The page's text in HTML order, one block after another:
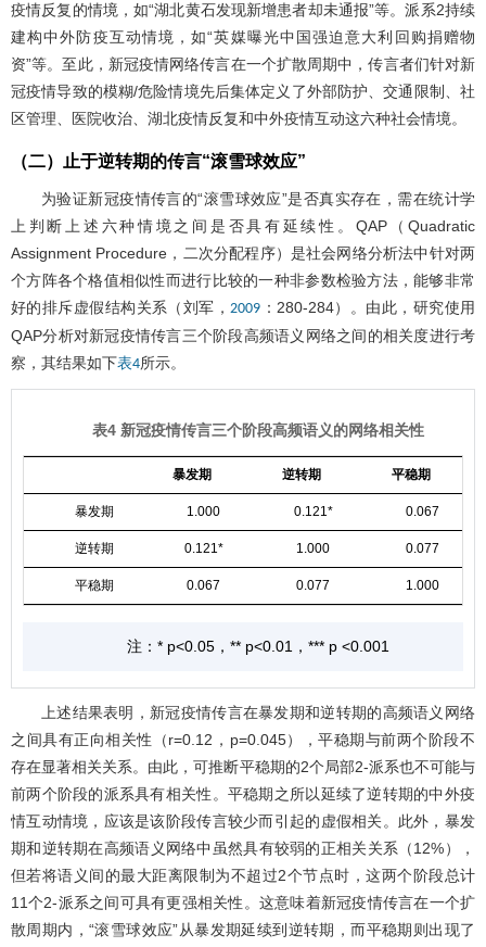
疫情反复的情境，如“湖北黄石发现新增患者却未通报”等。派系2持续
建构中外防疫互动情境，如“英媒曝光中国强迫意大利回购捐赠物
资”等。至此，新冠疫情网络传言在一个扩散周期中，传言者们针对新
冠疫情导致的模糊/危险情境先后集体定义了外部防护、交通限制、社
区管理、医院收治、湖北疫情反复和中外疫情互动这六种社会情境。
（二）止于逆转期的传言“滚雪球效应”
为验证新冠疫情传言的“滚雪球效应”是否真实存在，需在统计学
上判断上述六种情境之间是否具有延续性。QAP（Quadratic
Assignment Procedure，二次分配程序）是社会网络分析法中针对两
个方阵各个格值相似性而进行比较的一种非参数检验方法，能够非常
好的排斥虚假结构关系（刘军，2009 ：280-284）。由此，研究使用
QAP分析对新冠疫情传言三个阶段高频语义网络之间的相关度进行考
察，其结果如下表4所示。
表4 新冠疫情传言三个阶段高频语义的网络相关性
暴发期 逆转期 平稳期
暴发期 1.000 0.121* 0.067
逆转期 0.121* 1.000 0.077
平稳期 0.067 0.077 1.000
注：* p<0.05，** p<0.01，*** p <0.001
上述结果表明，新冠疫情传言在暴发期和逆转期的高频语义网络
之间具有正向相关性（r=0.12，p=0.045），平稳期与前两个阶段不
存在显著相关关系。由此，可推断平稳期的2个局部2-派系也不可能与
前两个阶段的派系具有相关性。平稳期之所以延续了逆转期的中外疫
情互动情境，应该是该阶段传言较少而引起的虚假相关。此外，暴发
期和逆转期在高频语义网络中虽然具有较弱的正相关关系（12%），
但若将语义间的最大距离限制为不超过2个节点时，这两个阶段总计
11个2-派系之间可具有更强相关性。这意味着新冠疫情传言在一个扩
散周期内，“滚雪球效应”从暴发期延续到逆转期，而平稳期则出现了